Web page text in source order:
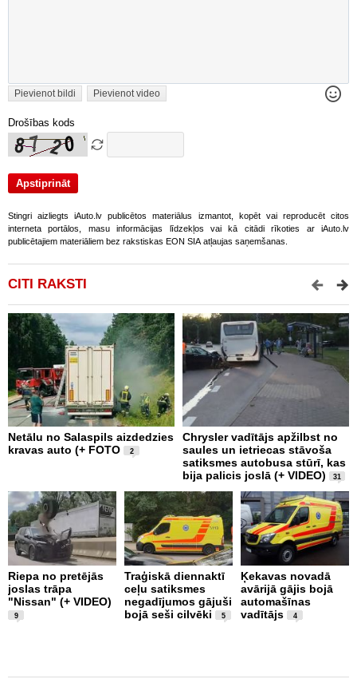
Pievienot bildi Pievienot video
Drošības kods
Stingri aizliegts iAuto.lv publicētos materiālus izmantot, kopēt vai reproducēt citos
interneta portālos, masu informācijas līdzekļos vai kā citādi rīkoties ar iAuto.lv
publicētajiem materiāliem bez rakstiskas EON SIA atļaujas saņemšanas.
CITI RAKSTI
Netālu no Salaspils aizdedzies
kravas auto (+ FOTO
2
Chrysler vadītājs apžilbst no
saules un ietriecas stāvoša
satiksmes autobusa stūrī, kas
bija palicis joslā (+ VIDEO)
31
Riepa no pretējās
joslas trāpa
"Nissan" (+ VIDEO)
9
Traģiskā diennaktī
ceļu satiksmes
negadījumos gājuši
bojā seši cilvēki
5
Ķekavas novadā
avārijā gājis bojā
automašīnas
vadītājs
4